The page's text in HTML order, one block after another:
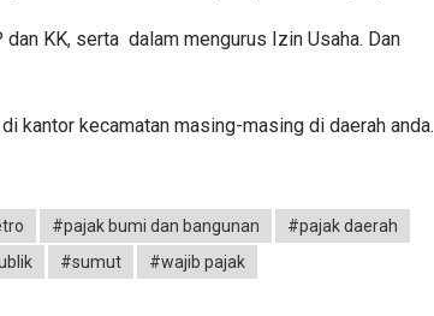
KK, serta dalam mengurus Izin Usaha. Dan
kantor kecamatan masing-masing di daerah anda.
#pajak bumi dan bangunan
#pajak daerah
#sumut #wajib pajak